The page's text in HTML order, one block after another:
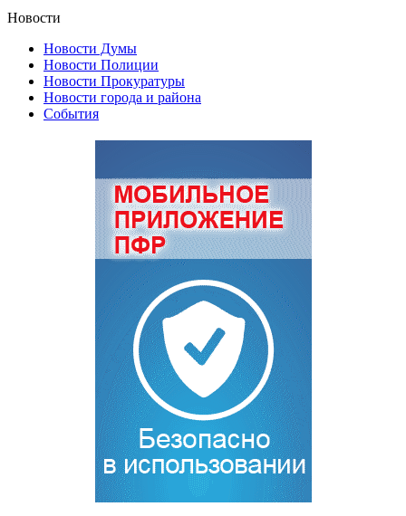
Новости
Новости Думы
Новости Полиции
Новости Прокуратуры
Новости города и района
События